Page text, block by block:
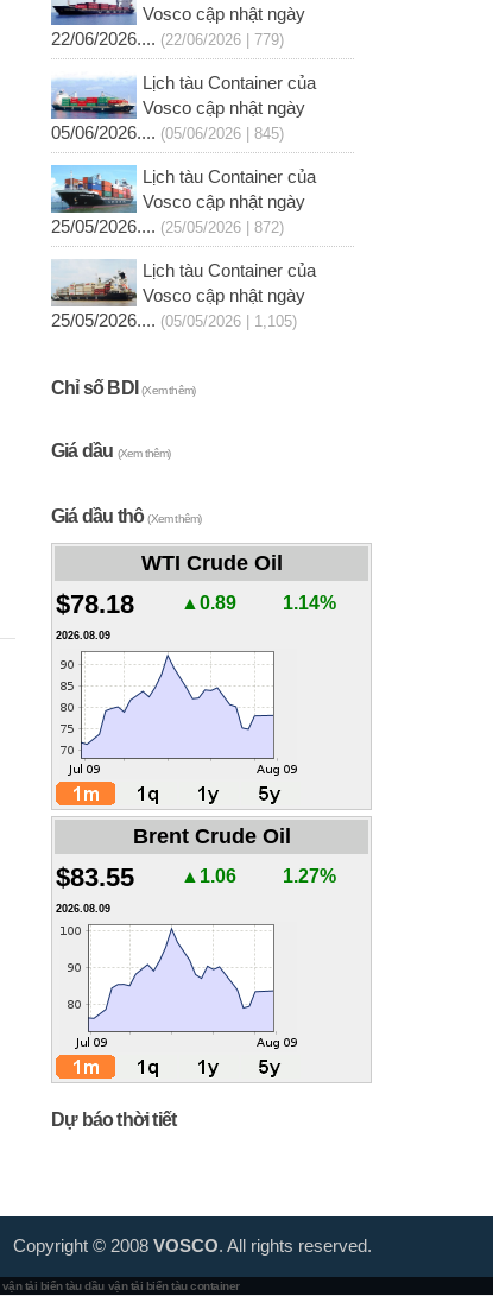
Vosco cập nhật ngày
22/06/2026.... (22/06/2026 | 779)
Lịch tàu Container của
Vosco cập nhật ngày
05/06/2026.... (05/06/2026 | 845)
Lịch tàu Container của
Vosco cập nhật ngày
25/05/2026.... (25/05/2026 | 872)
Lịch tàu Container của
Vosco cập nhật ngày
25/05/2026.... (05/05/2026 | 1,105)
Chỉ số BDI(Xem thêm)
Giá dầu (Xem thêm)
Giá dầu thô(Xem thêm)
WTI Crude Oil
$78.18 ▲0.89 1.14%
2026.08.09
Brent Crude Oil
$83.55 ▲1.06 1.27%
2026.08.09
Dự báo thời tiết
Copyright © 2008 VOSCO. All rights reserved.
vận tải biển tàu dầu vận tải biển tàu container